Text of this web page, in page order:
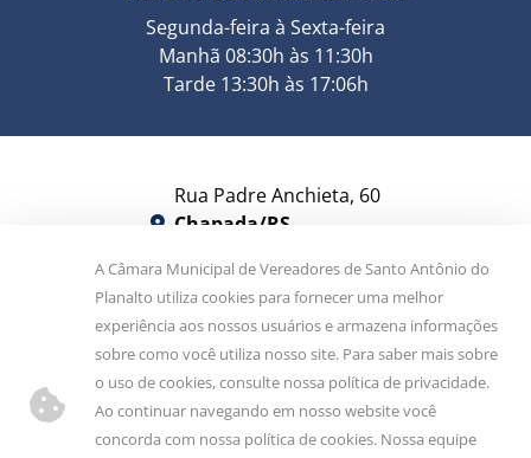
Segunda-feira à Sexta-feira
Manhã 08:30h às 11:30h
Tarde 13:30h às 17:06h
Rua Padre Anchieta, 60
Chapada/RS
camara@camarachapada.rs.gov.br
(54) 9 9913-6248
Siga-nos!
A Câmara Municipal de Vereadores de Santo Antônio do
Planalto utiliza cookies para fornecer uma melhor
experiência aos nossos usuários e armazena informações
sobre como você utiliza nosso site. Para saber mais sobre
o uso de cookies, consulte nossa política de privacidade.
Ao continuar navegando em nosso website você
concorda com nossa política de cookies. Nossa equipe